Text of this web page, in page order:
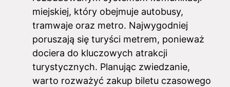
miejskiej, który obejmuje autobusy,
tramwaje oraz metro. Najwygodniej
poruszają się turyści metrem, ponieważ
dociera do kluczowych atrakcji
turystycznych. Planując zwiedzanie,
warto rozważyć zakup biletu czasowego